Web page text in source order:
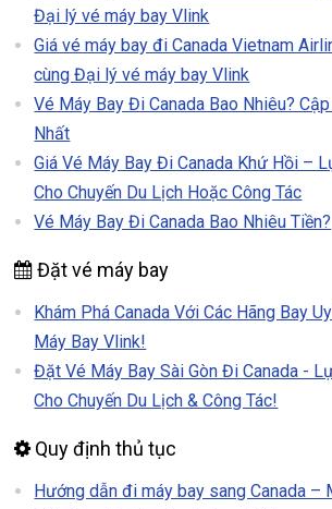
Đại lý vé máy bay Vlink
Giá vé máy bay đi Canada Vietnam
cùng Đại lý vé máy bay Vlink
Vé Máy Bay Đi Canada Bao Nhiêu?
Nhất
Giá Vé Máy Bay Đi Canada Khứ Hồi –
Cho Chuyến Du Lịch Hoặc Công Tác
Vé Máy Bay Đi Canada Bao Nhiêu Tiền?
Đặt vé máy bay
Khám Phá Canada Với Các Hãng Bay
Máy Bay Vlink!
Đặt Vé Máy Bay Sài Gòn Đi Canada -
Cho Chuyến Du Lịch & Công Tác!
Quy định thủ tục
Hướng dẫn đi máy bay sang Canada –